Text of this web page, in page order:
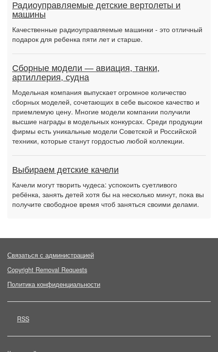
Радиоуправляемые детские вертолеты и
машины
Качественные радиоуправляемые машинки - это отличный
подарок для ребенка пяти лет и старше.
Сборные модели — авиация, танки,
артиллерия, судна
Модельная компания выпускает огромное количество
сборных моделей, сочетающих в себе высокое качество и
приемлемую цену. Многие модели компании получили
высшие награды в модельных конкурсах. Среди продукции
фирмы есть уникальные модели Советской и Российской
техники, которые станут гордостью любой коллекции.
Выбираем детские качели
Качели могут творить чудеса: успокоить суетливого
ребёнка, занять детей хотя бы на несколько минут, пока вы
получите свободное время чтоб заняться своими делами.
Связаться с администрацией
Copyright Removal Requests
Политика конфиденциальности
RSS